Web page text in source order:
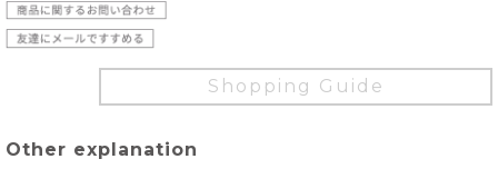
Shopping Guide
Other explanation